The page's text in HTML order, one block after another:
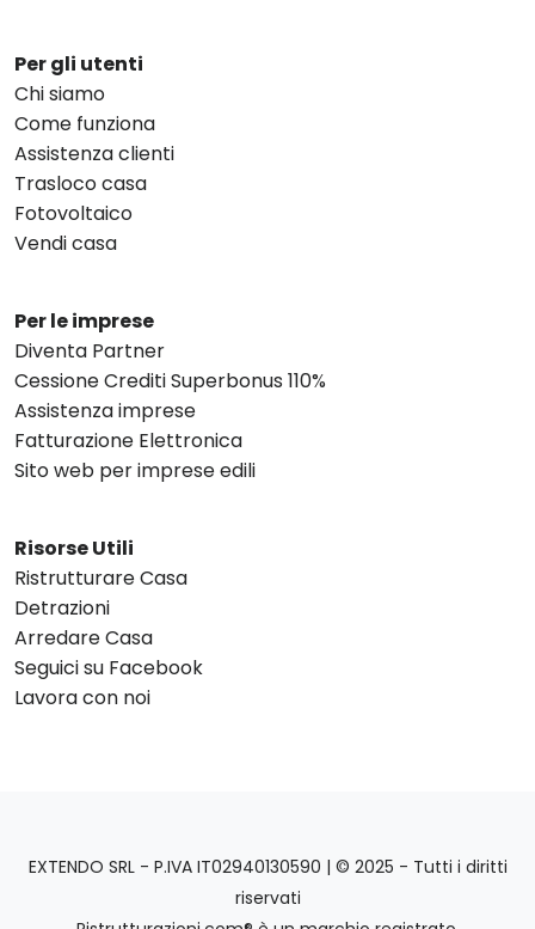
Per gli utenti
Chi siamo
Come funziona
Assistenza clienti
Trasloco casa
Fotovoltaico
Vendi casa
Per le imprese
Diventa Partner
Cessione Crediti Superbonus 110%
Assistenza imprese
Fatturazione Elettronica
Sito web per imprese edili
Risorse Utili
Ristrutturare Casa
Detrazioni
Arredare Casa
Seguici su Facebook
Lavora con noi
EXTENDO SRL - P.IVA IT02940130590 | © 2025 - Tutti i diritti
riservati